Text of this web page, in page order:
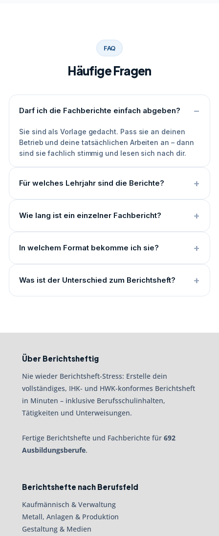
FAQ
Häufige Fragen
Darf ich die Fachberichte einfach abgeben?
Sie sind als Vorlage gedacht. Pass sie an deinen
Betrieb und deine tatsächlichen Arbeiten an – dann
sind sie fachlich stimmig und lesen sich nach dir.
Für welches Lehrjahr sind die Berichte?
Wie lang ist ein einzelner Fachbericht?
In welchem Format bekomme ich sie?
Was ist der Unterschied zum Berichtsheft?
Über Berichtsheftig
Nie wieder Berichtsheft-Stress: Erstelle dein
vollständiges, IHK- und HWK-konformes Berichtsheft
in Minuten – inklusive Berufsschulinhalten,
Tätigkeiten und Unterweisungen.
Fertige Berichtshefte und Fachberichte für 692
Ausbildungsberufe.
Berichtshefte nach Berufsfeld
Kaufmännisch & Verwaltung
Metall, Anlagen & Produktion
Gestaltung & Medien